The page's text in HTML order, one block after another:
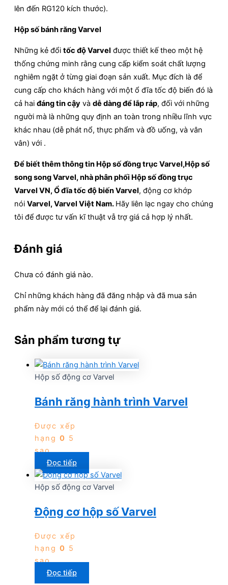
lên đến RG120 kích thước).
Hộp số bánh răng Varvel
Những kẻ đổi tốc độ Varvel được thiết kế theo một hệ
thống chứng minh rằng cung cấp kiểm soát chất lượng
nghiêm ngặt ở từng giai đoạn sản xuất. Mục đích là để
cung cấp cho khách hàng với một ổ đĩa tốc độ biến đó là
cả hai đáng tin cậy và dễ dàng để lắp ráp, đối với những
người mà là những quy định an toàn trong nhiều lĩnh vực
khác nhau (dễ phát nổ, thực phẩm và đồ uống, và vân
vân) với .
Để biết thêm thông tin Hộp số đồng trục Varvel,Hộp số
song song Varvel, nhà phân phối Hộp số đồng trục
Varvel VN, Ổ đĩa tốc độ biến Varvel, động cơ khớp
nói Varvel, Varvel Việt Nam. Hãy liên lạc ngay cho chúng
tôi để được tư vấn kĩ thuật vẫ trợ giá cả hợp lý nhất.
Đánh giá
Chưa có đánh giá nào.
Chỉ những khách hàng đã đăng nhập và đã mua sản
phẩm này mới có thể để lại đánh giá.
Sản phẩm tương tự
Hộp số động cơ Varvel
Bánh răng hành trình Varvel
Được xếp
hạng 0 5
sao
Đọc tiếp
Hộp số động cơ Varvel
Động cơ hộp số Varvel
Được xếp
hạng 0 5
sao
Đọc tiếp